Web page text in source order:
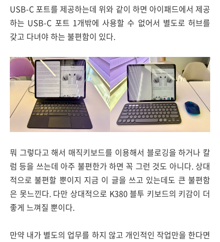
USB-C 포트를 제공하는데 위와 같이 하면 아이패드에서 제공
하는 USB-C 포트 1개밖에 사용할 수 없어서 별도로 허브를
갖고 다녀야 하는 불편함이 있다.
뭐 그렇다고 해서 매직키보드를 이용해서 블로깅을 하거나 칼
럼 등을 쓰는데 아주 불편한가 하면 꼭 그런 것도 아니다. 상대
적으로 불편할 뿐이지 지금 이 글을 쓰고 있는데도 큰 불편함
은 못느낀다. 다만 상대적으로 K380 블투 키보드의 키감이 더
좋게 느껴질 뿐이다.
만약 내가 별도의 업무를 하지 않고 개인적인 작업만을 한다면